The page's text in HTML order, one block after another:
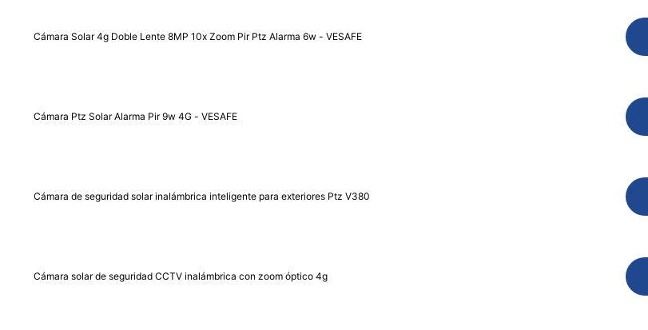
Cámara Solar 4g Doble Lente 8MP 10x Zoom Pir Ptz Alarma 6w - VESAFE
Cámara Ptz Solar Alarma Pir 9w 4G - VESAFE
Cámara de seguridad solar inalámbrica inteligente para exteriores Ptz V380
Cámara solar de seguridad CCTV inalámbrica con zoom óptico 4g